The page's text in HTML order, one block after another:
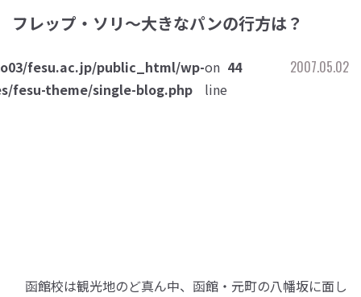
フレップ・ソリ～大きなパンの行方は？
fesu.ac.jp/public_html/wp-
fesu-theme/single-blog.php
on
line
44 2007.05.02
函館校は観光地のど真ん中、函館・元町の八幡坂に面し